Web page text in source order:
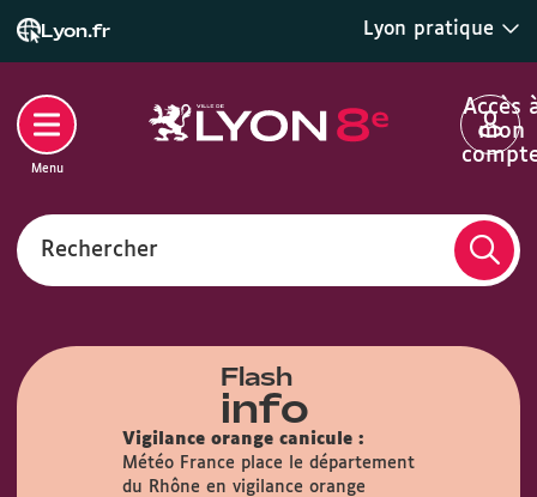
Lyon.fr Lyon pratique
Rechercher
Accès
mon
Menu
Flash
info
Vigilance orange canicule :
Météo France place le département
du Rhône en vigilance orange